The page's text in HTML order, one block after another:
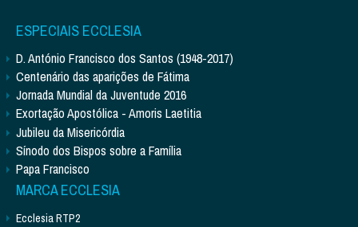
ESPECIAIS ECCLESIA
D. António Francisco dos Santos (1948-2017)
Centenário das aparições de Fátima
Jornada Mundial da Juventude 2016
Exortação Apostólica - Amoris Laetitia
Jubileu da Misericórdia
Sínodo dos Bispos sobre a Família
Papa Francisco
MARCA ECCLESIA
Ecclesia RTP2